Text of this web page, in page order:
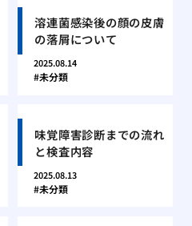
溶連菌感染後の顔の皮膚
の落屑について
2025.08.14
未分類
味覚障害診断までの流れ
と検査内容
2025.08.13
未分類